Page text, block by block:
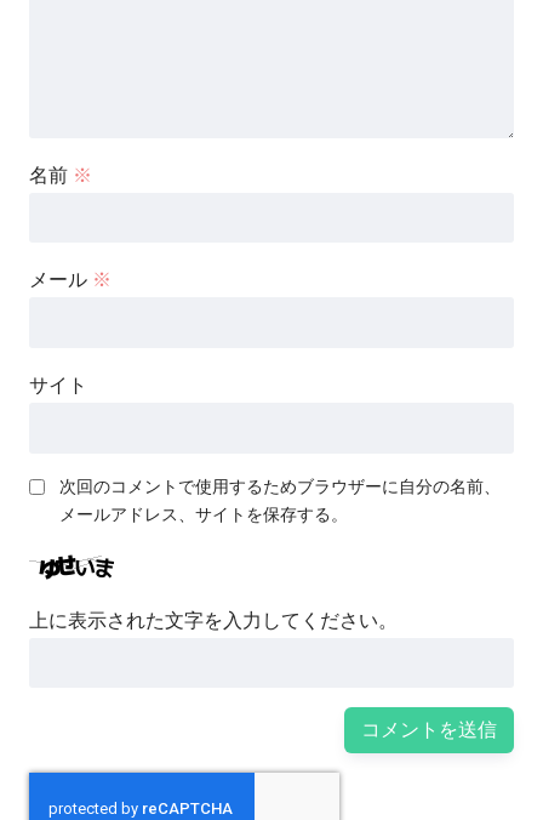
名前 ※
メール ※
サイト
次回のコメントで使用するためブラウザーに自分の名前、
メールアドレス、サイトを保存する。
上に表示された文字を入力してください。